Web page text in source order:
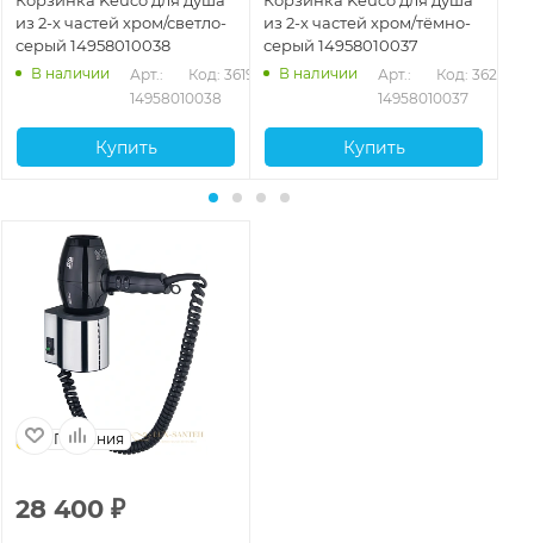
из 2-х частей хром/светло-
серый 14958010038
В наличии
Арт.:
14958010038
Код: 36199
Купить
из 2-х частей хром/тёмно-
серый 14958010037
В наличии
Арт.:
14958010037
Код: 36200
Купить
Германия
28 400 ₽